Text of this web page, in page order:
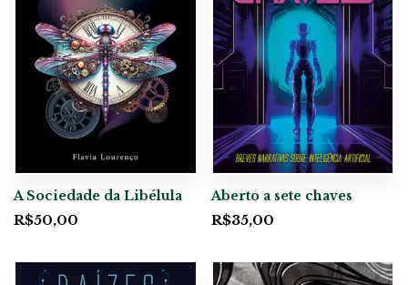
A Sociedade da Libélula
R$50,00
Aberto a sete chaves
R$35,00